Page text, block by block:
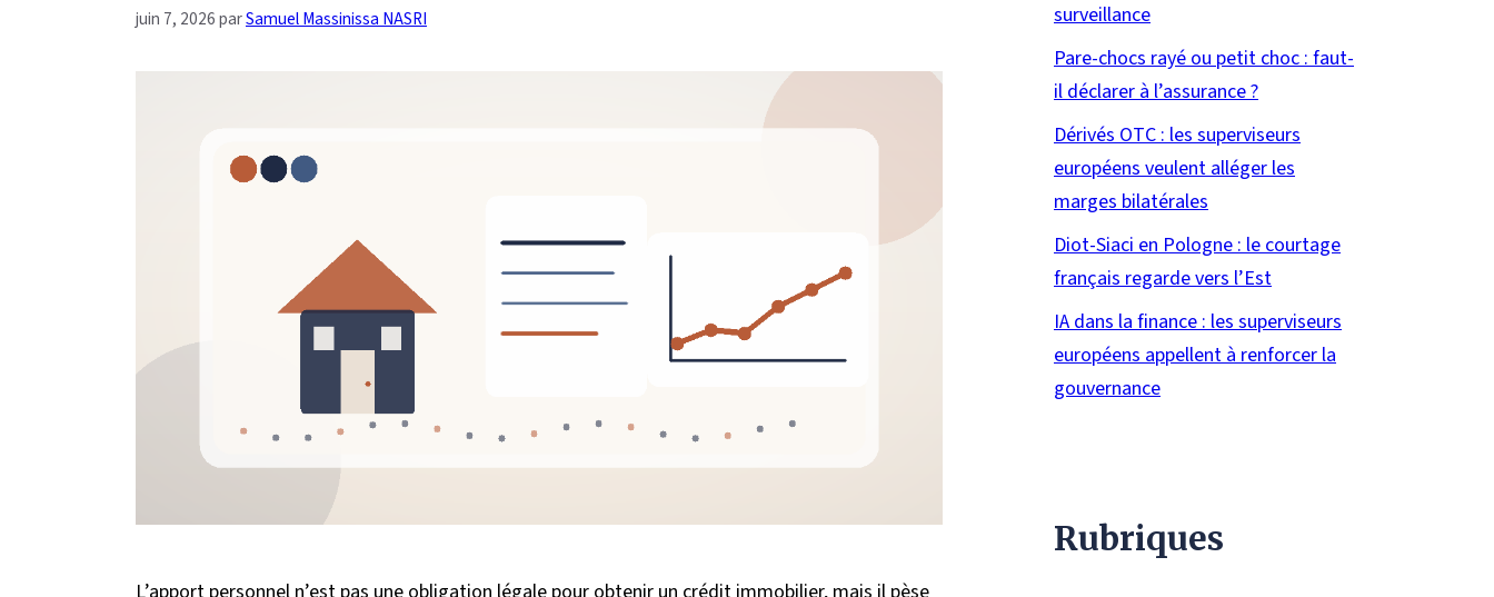
juin 7, 2026parSamuel Massinissa NASRI
surveillance
Pare-chocs rayé ou petit choc : faut-
il déclarer à l’assurance ?
Dérivés OTC : les superviseurs
européens veulent alléger les
marges bilatérales
Diot-Siaci en Pologne : le courtage
français regarde vers l’Est
IA dans la finance : les superviseurs
européens appellent à renforcer la
gouvernance
Rubriques